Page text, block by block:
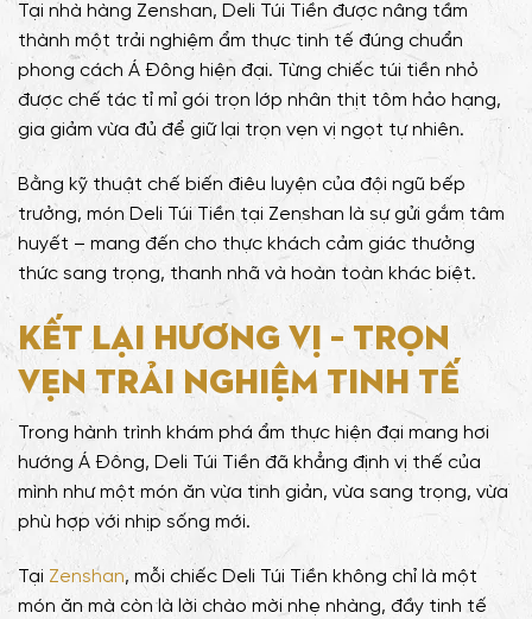
Tại nhà hàng Zenshan, Deli Túi Tiền được nâng tầm
thành một trải nghiệm ẩm thực tinh tế đúng chuẩn
phong cách Á Đông hiện đại. Từng chiếc túi tiền nhỏ
được chế tác tỉ mỉ gói trọn lớp nhân thịt tôm hảo hạng,
gia giảm vừa đủ để giữ lại trọn vẹn vị ngọt tự nhiên.
Bằng kỹ thuật chế biến điêu luyện của đội ngũ bếp
trưởng, món Deli Túi Tiền tại Zenshan là sự gửi gắm tâm
huyết – mang đến cho thực khách cảm giác thưởng
thức sang trọng, thanh nhã và hoàn toàn khác biệt.
Kết Lại Hương Vị – Trọn
Vẹn Trải Nghiệm Tinh Tế
Trong hành trình khám phá ẩm thực hiện đại mang hơi
hướng Á Đông, Deli Túi Tiền đã khẳng định vị thế của
mình như một món ăn vừa tinh giản, vừa sang trọng, vừa
phù hợp với nhịp sống mới.
Tại Zenshan, mỗi chiếc Deli Túi Tiền không chỉ là một
món ăn mà còn là lời chào mời nhẹ nhàng, đầy tinh tế